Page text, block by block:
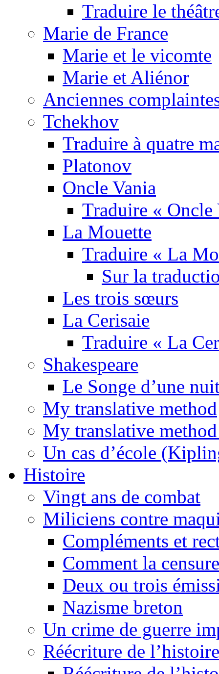
Traduire le
Marie de France
Marie et le vicomte
Marie et Aliénor
Anciennes
Tchekhov
Traduire à quatre
Platonov
Oncle Vania
Traduire « Oncle
La Mouette
Traduire « La
Sur la
Les trois sœurs
La Cerisaie
Traduire « La
Shakespeare
Le Songe d’une
My translative method
My translative
Un cas d’école
Histoire
Vingt ans de combat
Miliciens contre
Compléments et
Comment la
Deux ou trois
Nazisme breton
Un crime de guerre
Réécriture de